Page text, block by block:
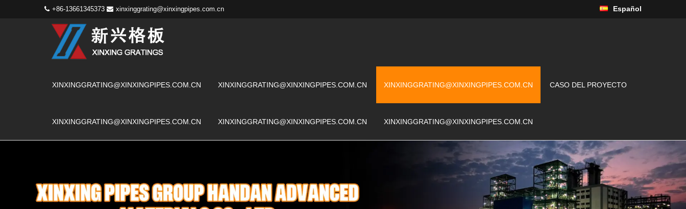
+86-13661345373 xinxinggrating@xinxingpipes.com.cn Español
XINXINGGRATING@XINXINGPIPES.COM.CN XINXINGGRATING@XINXINGPIPES.COM.CN XINXINGGRATING@XINXINGPIPES.COM.CN CASO DEL PROYECTO
XINXINGGRATING@XINXINGPIPES.COM.CN XINXINGGRATING@XINXINGPIPES.COM.CN XINXINGGRATING@XINXINGPIPES.COM.CN